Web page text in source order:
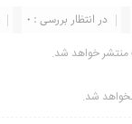
در انتظار بررسی : 0
منتشر خواهد شد.
نخواهد شد.